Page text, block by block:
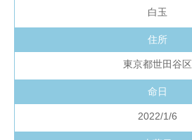
白玉
住所
東京都世田谷区
命日
2022/1/6